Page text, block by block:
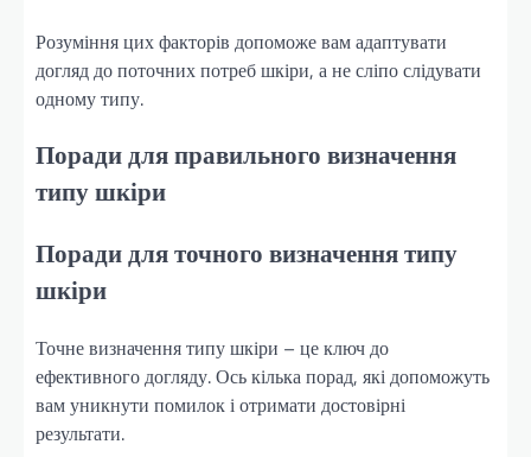
Розуміння цих факторів допоможе вам адаптувати
догляд до поточних потреб шкіри, а не сліпо слідувати
одному типу.
Поради для правильного визначення
типу шкіри
Поради для точного визначення типу
шкіри
Точне визначення типу шкіри – це ключ до
ефективного догляду. Ось кілька порад, які допоможуть
вам уникнути помилок і отримати достовірні
результати.